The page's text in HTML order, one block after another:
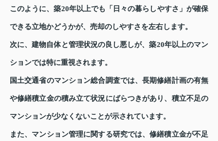
このように、築20年以上でも「日々の暮らしやすさ」が確保
できる立地かどうかが、売却のしやすさを左右します。
次に、建物自体と管理状況の良し悪しが、築20年以上のマン
ションでは特に重視されます。
国土交通省のマンション総合調査では、長期修繕計画の有無
や修繕積立金の積み立て状況にばらつきがあり、積立不足の
マンションが少なくないことが示されています。
また、マンション管理に関する研究では、修繕積立金が不足